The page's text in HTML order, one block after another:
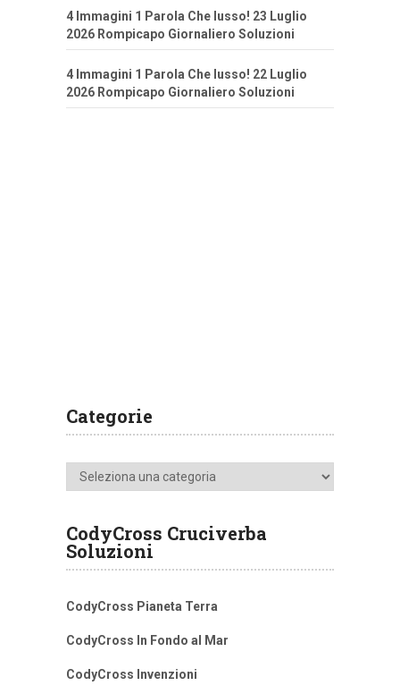
4 Immagini 1 Parola Che lusso! 23 Luglio
2026 Rompicapo Giornaliero Soluzioni
4 Immagini 1 Parola Che lusso! 22 Luglio
2026 Rompicapo Giornaliero Soluzioni
Categorie
Categorie
CodyCross Cruciverba
Soluzioni
CodyCross Pianeta Terra
CodyCross In Fondo al Mar
CodyCross Invenzioni